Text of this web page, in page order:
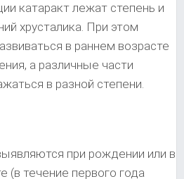
катаракт лежат степень и
хрусталика. При этом
в раннем возрасте
а различные части
в разной степени.
при рождении или в
(в течение первого года